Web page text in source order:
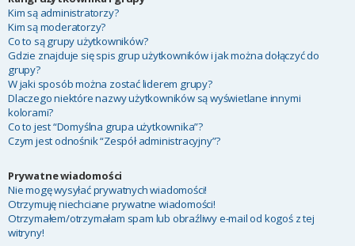
Kim są administratorzy?
Kim są moderatorzy?
Co to są grupy użytkowników?
Gdzie znajduje się spis grup użytkowników i jak można dołączyć do
grupy?
W jaki sposób można zostać liderem grupy?
Dlaczego niektóre nazwy użytkowników są wyświetlane innymi
kolorami?
Co to jest “Domyślna grupa użytkownika”?
Czym jest odnośnik “Zespół administracyjny”?
Prywatne wiadomości
Nie mogę wysyłać prywatnych wiadomości!
Otrzymuję niechciane prywatne wiadomości!
Otrzymałem/otrzymałam spam lub obraźliwy e-mail od kogoś z tej
witryny!